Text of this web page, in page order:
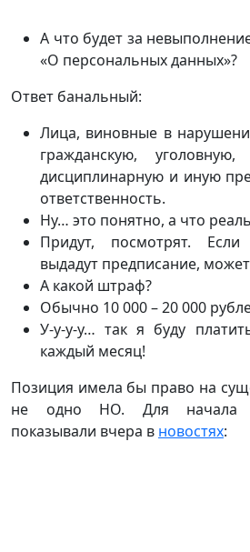
А что будет за
«О персональных данных»?
Ответ банальный:
Лица, виновные в
гражданскую, уголовную,
дисциплинарную и иную
ответственность.
Ну… это понятно, а что
Придут, посмотрят.
выдадут предписание,
А какой штраф?
Обычно 10 000 – 20 000
У-у-у-у… так я буду
каждый месяц!
Позиция имела бы право на
не одно НО. Для начала
показывали вчера в новостях: